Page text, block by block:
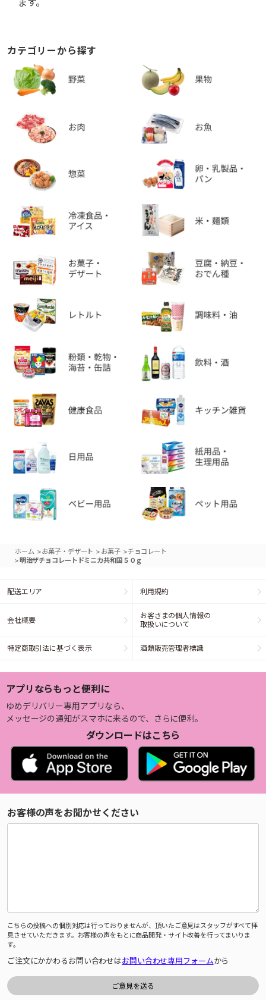
カテゴリーから探す
ホーム >お菓子・デザート > お菓子 >チョコレート
> 明治ザチョコレートドミニカ共和国５０ｇ
配送エリア 利用規約
会社概要
お客さまの個人情報の
取扱いについて
特定商取引法に基づく表示 酒類販売管理者標識
アプリならもっと便利に
ゆめデリバリー専用アプリなら、
メッセージの通知がスマホに来るので、さらに便利。
ダウンロードはこちら
お客様の声をお聞かせください
こちらの投稿への個別対応は行っておりませんが、頂いたご意見はスタッフがすべて拝
見させていただきます。お客様の声をもとに商品開発・サイト改善を行ってまいりま
す。
ご注文にかかわるお問い合わせはお問い合わせ専用フォームから